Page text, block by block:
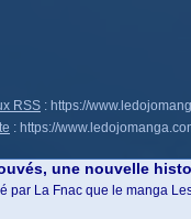
RSS : https://
: https://
une nouvelle
par La Fnac que le manga